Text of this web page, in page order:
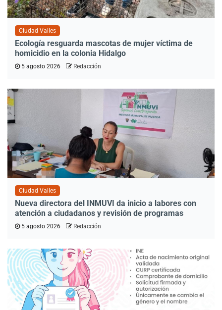
Ciudad Valles
Ecología resguarda mascotas de mujer víctima de
homicidio en la colonia Hidalgo
5 agosto 2026 Redacción
Ciudad Valles
Nueva directora del INMUVI da inicio a labores con
atención a ciudadanos y revisión de programas
5 agosto 2026 Redacción